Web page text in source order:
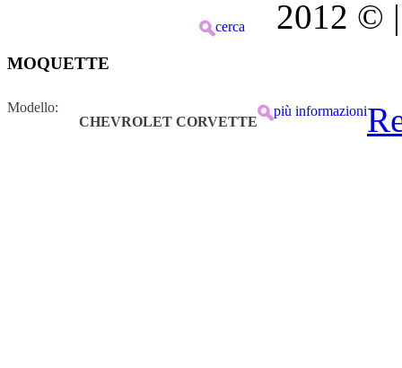
cerca
MOQUETTE
Modello:
CHEVROLET CORVETTE
più informazioni
2012 ©